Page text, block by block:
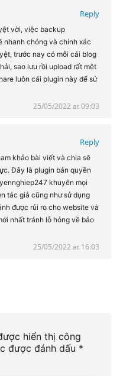
Reply
vời, việc backup
nhanh chóng và chính xác
trước nay có mỗi cái blog
sao lưu rồi upload rất mệt
luôn cái plugin này để sử
25/05/2022 at 09:03
Reply
khảo bài viết và chia sẽ
Đây là plugin bản quyền
khuyên mọi
tác giả cũng như sử dụng
được rủi ro cho website và
nhất tránh lỗ hỏng về bảo
25/05/2022 at 16:03
hiển thị công
được đánh dấu *